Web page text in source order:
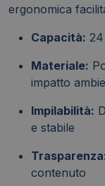
ergonomica
Capacità:
Materiale:
impatto
Impilabilità:
e stabile
contenuto